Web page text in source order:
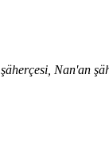
Nan'an